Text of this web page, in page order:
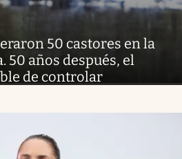
50 castores en la
50 años después, el
de controlar